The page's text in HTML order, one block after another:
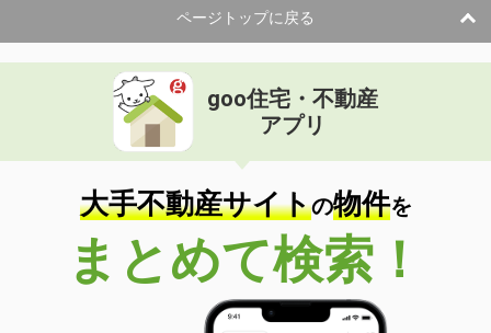
ページトップに戻る
goo住宅・不動産
アプリ
大手不動産サイトの物件を
まとめて検索！